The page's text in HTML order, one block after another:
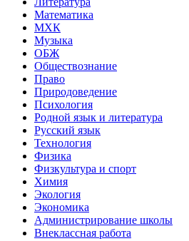
Математика
МХК
Музыка
ОБЖ
Обществознание
Право
Природоведение
Психология
Родной язык и литература
Русский язык
Технология
Физика
Физкультура и спорт
Химия
Экология
Экономика
Администрирование школы
Внеклассная работа